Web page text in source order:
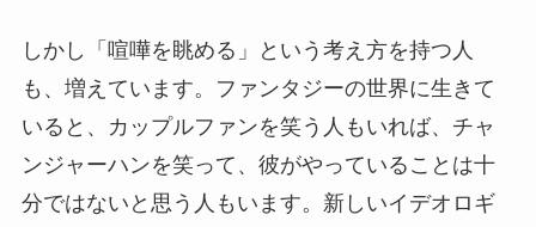
しかし「喧嘩を眺める」という考え方を持つ人
も、増えています。ファンタジーの世界に生きて
いると、カップルファンを笑う人もいれば、チャ
ンジャーハンを笑って、彼がやっていることは十
分ではないと思う人もいます。新しいイデオロギ